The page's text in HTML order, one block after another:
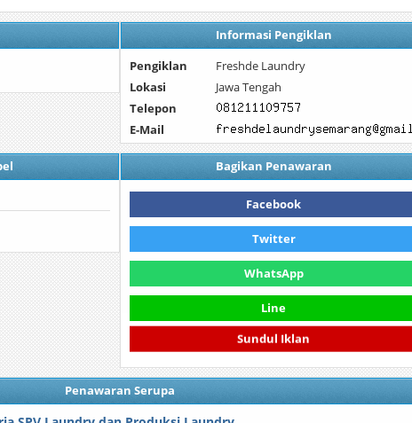
Informasi Pengiklan
Pengiklan
Freshde Laundry
Lokasi
Jawa Tengah
Telepon
E-Mail
Bagikan Penawaran
Facebook
Twitter
WhatsApp
Line
Sundul Iklan
Penawaran Serupa